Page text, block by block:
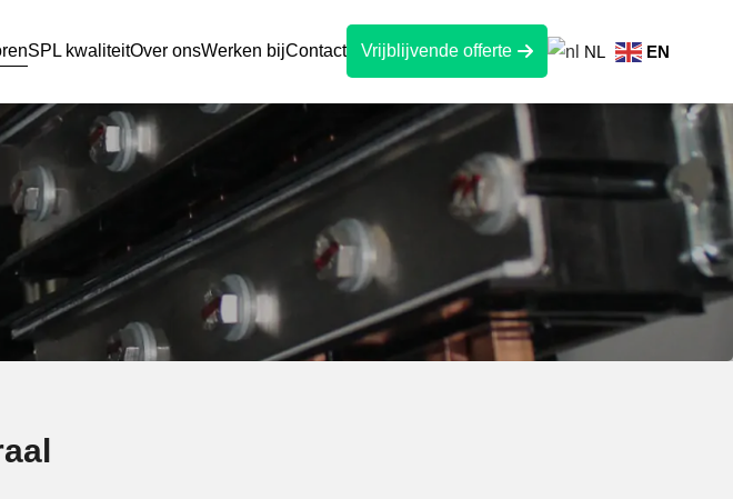
SPL kwaliteitOver onsWerken bijContact Vrijblijvende offerte NL EN